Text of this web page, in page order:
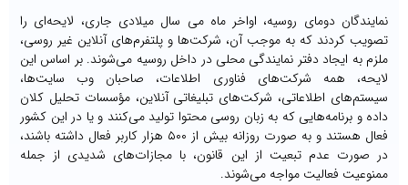
نمایندگان دومای روسیه، اواخر ماه می سال میلادی جاری، لایحه‌ای را
تصویب کردند که به موجب آن، شرکت‌ها و پلتفرم‌های آنلاین غیر روسی،
ملزم به ایجاد دفتر نمایندگی محلی در داخل روسیه می‌شوند. بر اساس این
لایحه، همه شرکت‌های فناوری اطلاعات، صاحبان وب سایت‌ها،
سیستم‌های اطلاعاتی، شرکت‌های تبلیغاتی آنلاین، مؤسسات تحلیل کلان
داده و برنامه‌هایی که به زبان روسی محتوا تولید می‌کنند و یا در این کشور
فعال هستند و به صورت روزانه بیش از ۵۰۰ هزار کاربر فعال داشته باشند،
در صورت عدم تبعیت از این قانون، با مجازات‌های شدیدی از جمله
ممنوعیت فعالیت مواجه می‌شوند.